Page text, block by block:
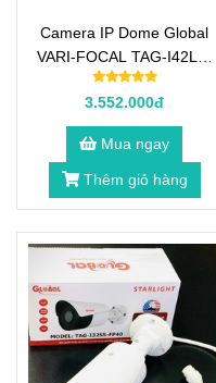
Camera IP Dome Global
VARI-FOCAL TAG-I42L3-
VP28-128G 2.0 Megapixel
3.552.000đ
Mua ngay
Thêm giỏ hàng